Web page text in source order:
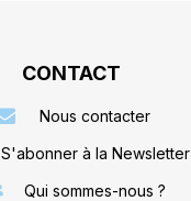
CONTACT
Nous contacter
S'abonner à la Newsletter
Qui sommes-nous ?